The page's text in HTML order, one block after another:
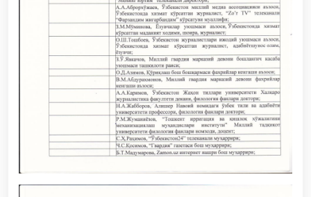
ёшлар билан учрашув бўлиб ўтди. // Байрам
кунларида хавфсизлик тўлиқ таъминланди //
Наврўз шукуҳи: отлиқ парадлар ташкил этилди //
“Наврўзни улуғлаш – инсонни улуғлашдир!” шиори
остида байрам сайли // Аскарлар касб-ҳунар
сертификатларига эга бўлди // Қаҳрамонлар
хотираси ёд этилди // // Странджа турнирида
Миллий гвардия ҳарбий хизматчиси Навбаҳор
Ҳамидова олтин медални қўлга киритди. // Ирода
Исмоилова «Содиқ хизматлари учун» медали
билан тақдирланди. // Ўзбекистон Қуролли
Кучларида киберспорт, дрон ва робот
технологиялари йўналишлари ривожлантирилади
// Андижон вилоятида Республика ишчи